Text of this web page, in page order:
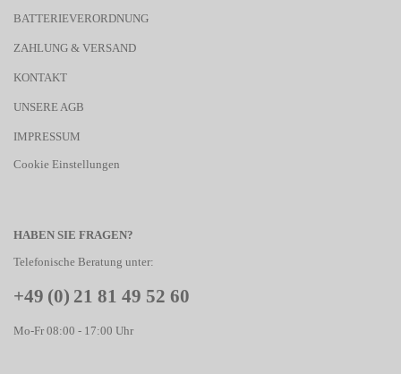
BATTERIEVERORDNUNG
ZAHLUNG & VERSAND
KONTAKT
UNSERE AGB
IMPRESSUM
Cookie Einstellungen
HABEN SIE FRAGEN?
Telefonische Beratung unter:
+49 (0) 21 81 49 52 60
Mo-Fr 08:00 - 17:00 Uhr